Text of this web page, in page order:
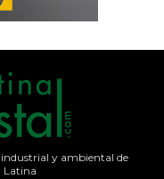
y ambiental de
Latina